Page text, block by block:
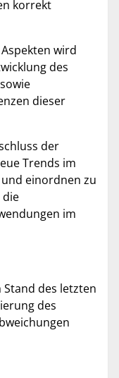
korrekt
wird
des
dieser
der
Trends im
einordnen zu
die
im
des letzten
des